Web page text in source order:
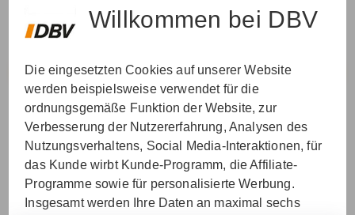
Willkommen bei DBV
Die eingesetzten Cookies auf unserer Website
werden beispielsweise verwendet für die
ordnungsgemäße Funktion der Website, zur
Verbesserung der Nutzererfahrung, Analysen des
Nutzungsverhaltens, Social Media-Interaktionen, für
das Kunde wirbt Kunde-Programm, die Affiliate-
Programme sowie für personalisierte Werbung.
Insgesamt werden Ihre Daten an maximal sechs
VER­STAN­DEN & WEI­TER